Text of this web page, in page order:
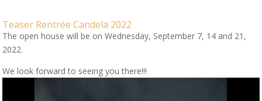
Teaser Rentrée Candela 2022
The open house will be on Wednesday, September 7, 14 and 21,
2022.
We look forward to seeing you there!!!